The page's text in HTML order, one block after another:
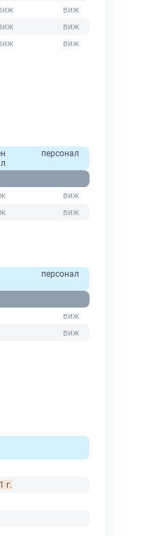
персонал
персонал
г.